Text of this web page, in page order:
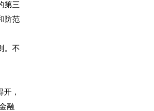
第三
防范
。不
，
融